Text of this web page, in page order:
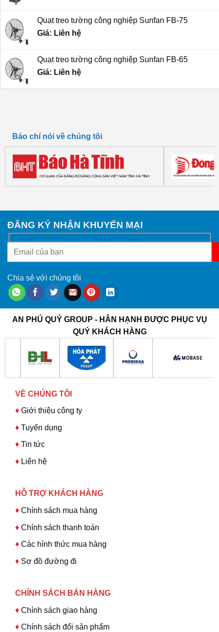
5,100,000 ₫.là:
Quạt treo tường công nghiệp Sunfan FB-75
Giá: Liên hệ
Quạt treo tường công nghiệp Sunfan FB-65
Giá: Liên hệ
Báo chí nói về chúng tôi
ĐĂNG KÝ NHẬN KHUYẾN MẠI
Chia sẻ với chúng tôi
AN PHÚ QUÝ GROUP - HÂN HẠNH ĐƯỢC PHỤC VỤ
QUÝ KHÁCH HÀNG
VỀ CHÚNG TÔI
♦ Giới thiệu công ty
♦Tuyển dụng
♦ Tin tức
♦ Liên hệ
HỖ TRỢ KHÁCH HÀNG
♦Chính sách mua hàng
♦ Chính sách thanh toán
♦ Các hình thức mua hàng
♦ Sơ đồ đường đi
CHÍNH SÁCH BÁN HÀNG
♦ Chính sách giao hàng
♦ Chính sách đổi sản phẩm